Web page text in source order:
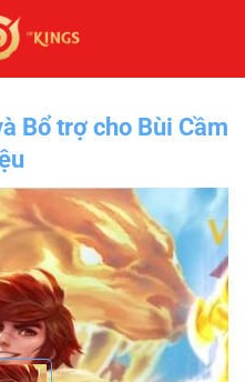
Bổ trợ cho Bùi Cầm